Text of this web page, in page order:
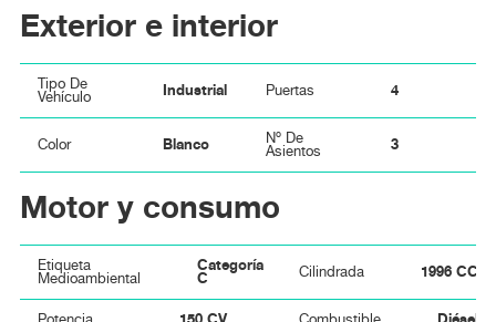
Exterior e interior
Tipo De
Vehículo
Industrial Puertas 4
Color Blanco
Nº De
Asientos
3
Motor y consumo
Etiqueta
Medioambiental
Categoría
C Cilindrada 1996 CC